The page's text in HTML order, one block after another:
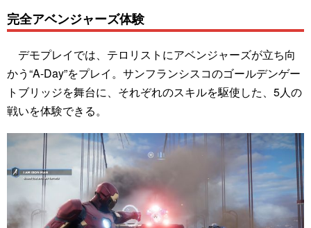
完全アベンジャーズ体験
デモプレイでは、テロリストにアベンジャーズが立ち向
かう“A-Day”をプレイ。サンフランシスコのゴールデンゲー
トブリッジを舞台に、それぞれのスキルを駆使した、5人の
戦いを体験できる。